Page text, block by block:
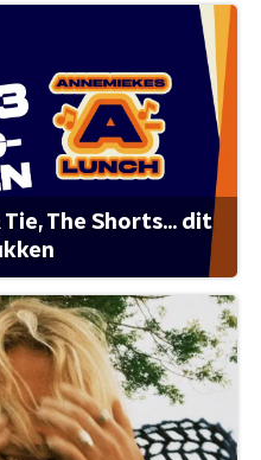
The Shorts... dit